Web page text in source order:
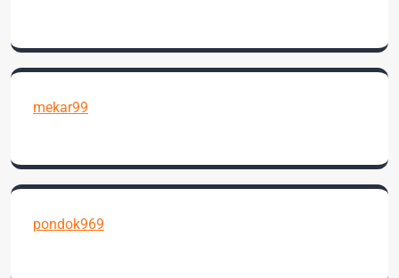
mekar99
pondok969